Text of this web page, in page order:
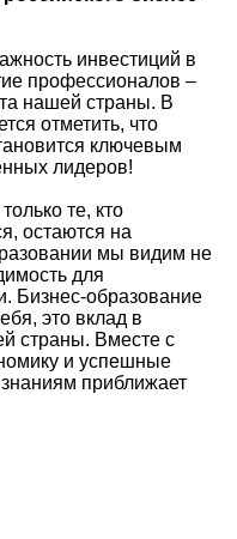
инвестиций в
профессионалов –
нашей страны. В
отметить, что
ключевым
лидеров!
те, кто
остаются на
мы видим не
для
Бизнес-образование
это вклад в
страны. Вместе с
и успешные
приближает